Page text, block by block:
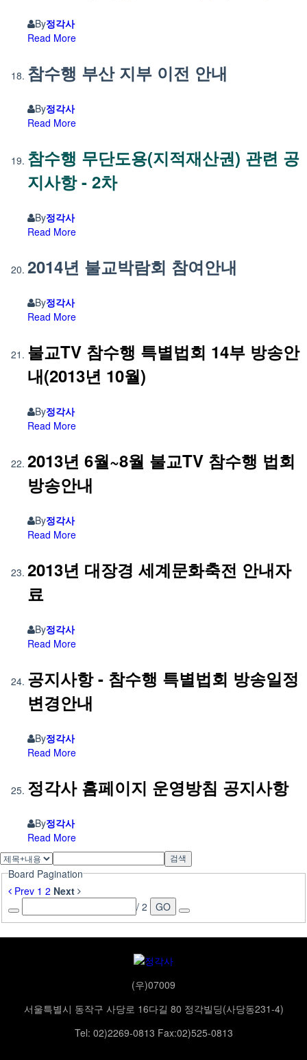
By정각사
Read More
참수행 부산 지부 이전 안내
By정각사
Read More
참수행 무단도용(지적재산권) 관련 공
지사항 - 2차
By정각사
Read More
2014년 불교박람회 참여안내
By정각사
Read More
불교TV 참수행 특별법회 14부 방송안
내(2013년 10월)
By정각사
Read More
2013년 6월~8월 불교TV 참수행 법회
방송안내
By정각사
Read More
2013년 대장경 세계문화축전 안내자
료
By정각사
Read More
공지사항 - 참수행 특별법회 방송일정
변경안내
By정각사
Read More
정각사 홈페이지 운영방침 공지사항
By정각사
Read More
검색
Board Pagination
Prev 1 2 Next
/ 2
GO
(우)07009
서울특별시 동작구 사당로 16다길 80 정각빌딩(사당동231-4)
Tel: 02)2269-0813 Fax:02)525-0813